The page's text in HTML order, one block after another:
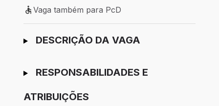
Vaga também para PcD
Vaga também para PcD
Ir para candidatura
DESCRIÇÃO DA VAGA
RESPONSABILIDADES E
ATRIBUIÇÕES